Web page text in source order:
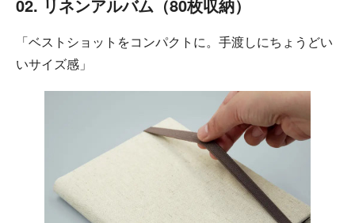
02. リネンアルバム（80枚収納）
「ベストショットをコンパクトに。手渡しにちょうどい
いサイズ感」